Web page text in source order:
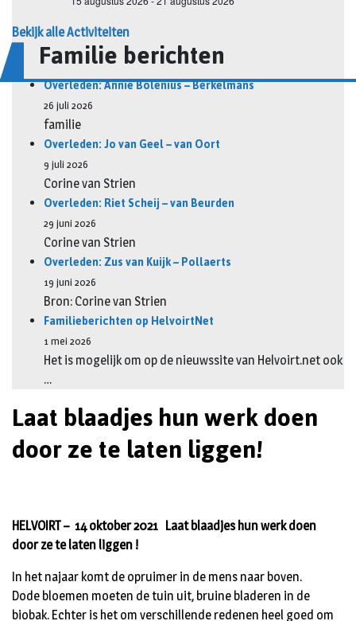
Bekijk alle Activiteiten
Familie berichten
Overleden: Annie Bolenius – Berkelmans
26 juli 2026
familie
Overleden: Jo van Geel – van Oort
9 juli 2026
Corine van Strien
Overleden: Riet Scheij – van Beurden
29 juni 2026
Corine van Strien
Overleden: Zus van Kuijk – Pollaerts
19 juni 2026
Bron: Corine van Strien
Familieberichten op HelvoirtNet
1 mei 2026
Het is mogelijk om op de nieuwssite van Helvoirt.net ook
…
Laat blaadjes hun werk doen
door ze te laten liggen!
HELVOIRT – 14 oktober 2021 Laat blaadjes hun werk doen
door ze te laten liggen !
In het najaar komt de opruimer in de mens naar boven.
Dode bloemen moeten de tuin uit, bruine bladeren in de
biobak. Echter is het om verschillende redenen heel goed om